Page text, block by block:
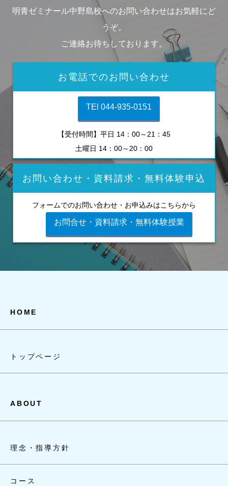
明青ゼミナール中野島校へのお問い合わせはお気軽にど
うぞ。
ご連絡お待ちしております。
お電話でのお問い合わせ
TEl 044-935-0151
【受付時間】平日 14：00～21：45
土曜日 14：00～20：00
お問い合わせ・資料請求・無料体験申込
フォームでのお問い合わせ・お申込みはこちらから
お問合せ・資料請求・無料体験授業
HOME
トップページ
ABOUT
理念・指導方針
コース